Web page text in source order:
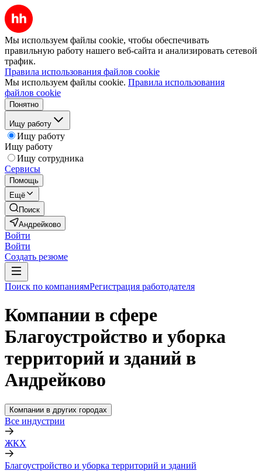
Мы используем файлы cookie, чтобы обеспечивать
правильную работу нашего веб-сайта и анализировать сетевой
трафик.
Правила использования файлов cookie
Мы используем файлы cookie. Правила использования
файлов cookie
Понятно
Ищу работу
Ищу работу
Ищу работу
Ищу сотрудника
Сервисы
Помощь
Ещё
Поиск
Андрейково
Войти
Войти
Создать резюме
Поиск по компаниямРегистрация работодателя
Компании в сфере
Благоустройство и уборка
территорий и зданий в
Андрейково
Компании в других городах
Все индустрии
ЖКХ
Благоустройство и уборка территорий и зданий